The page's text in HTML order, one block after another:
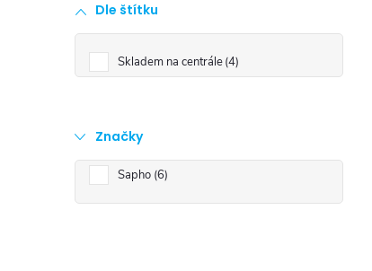
s
t
r
a
n
Dle štítku
Skladem na centrále 4
Značky
Sapho 6